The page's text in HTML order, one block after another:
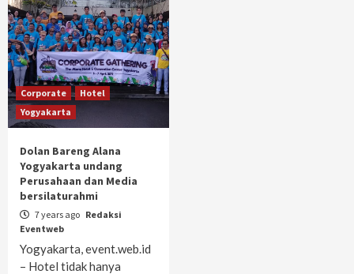
Corporate
Hotel
Yogyakarta
Dolan Bareng Alana
Yogyakarta undang
Perusahaan dan Media
bersilaturahmi
7 years ago Redaksi
Eventweb
Yogyakarta, event.web.id
– Hotel tidak hanya